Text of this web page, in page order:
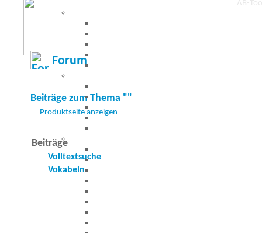
Forum
Beiträge zum Thema ""
Produktseite anzeigen
Beiträge
Volltextsuche
Vokabeln